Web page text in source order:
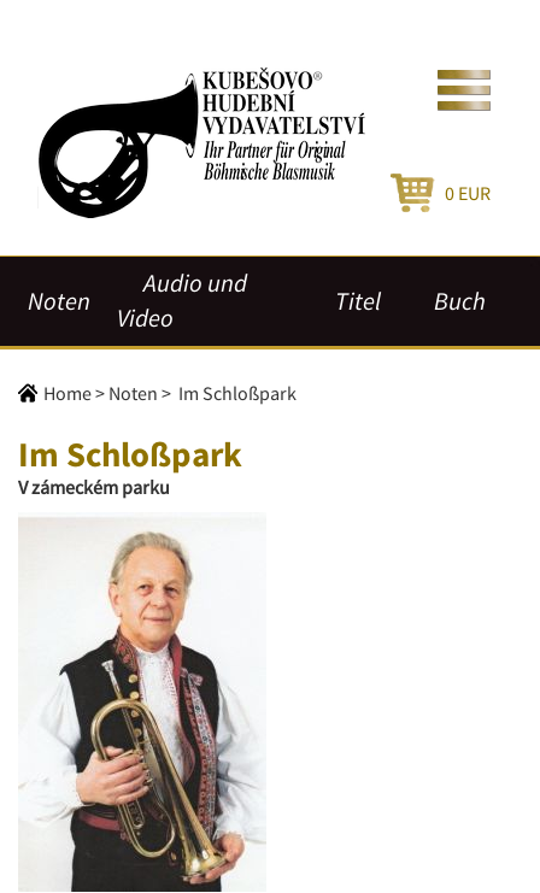
0 EUR
Noten
Audio und
Video
Titel Buch
Home> Noten > Im Schloßpark
Im Schloßpark
V zámeckém parku